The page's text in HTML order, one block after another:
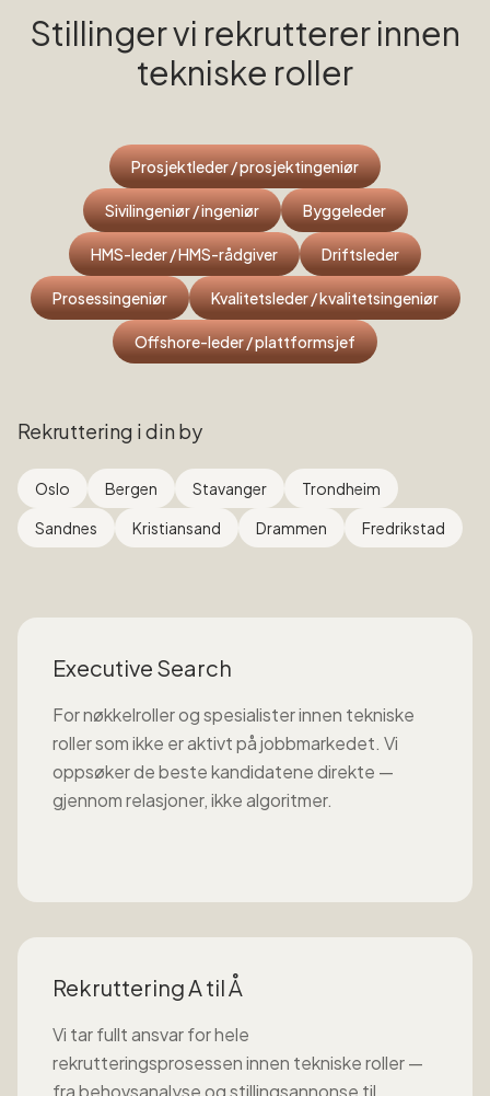
Stillinger vi rekrutterer innen
tekniske roller
Prosjektleder / prosjektingeniør
Sivilingeniør / ingeniør Byggeleder
HMS-leder / HMS-rådgiver Driftsleder
Prosessingeniør Kvalitetsleder / kvalitetsingeniør
Offshore-leder / plattformsjef
Rekruttering i din by
Oslo Bergen Stavanger
Trondheim
Sandnes
Kristiansand Drammen Fredrikstad
Executive Search
For nøkkelroller og spesialister innen tekniske
rollersom ikke er aktivt på jobbmarkedet. Vi
oppsøker de beste kandidatene direkte —
gjennom relasjoner, ikke algoritmer.
Rekruttering A til Å
Vi tar fullt ansvar for hele
rekrutteringsprosessen innen tekniske roller—
fra behovsanalyse og stillingsannonse til